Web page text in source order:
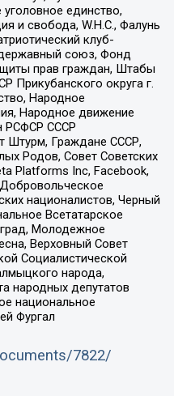
уголовное единство,
и свобода, W.H.С., Фалунь
клуб-
союз, Фонд
прав граждан, Штабы
Прикубанского округа г.
Народное
Народное движение
РСФСР СССР
Штурм, Граждане СССР,
Родов, Совет Советских
Platforms Inc, Facebook,
националистов, Черный
Всетатарское
Молодежное
Верховный Совет
Социалистической
народа,
народных депутатов
национальное
Фургал
7822/